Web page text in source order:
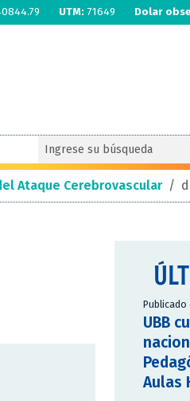
UTM: 71649 Dolar
Ataque Cerebrovascular /
UBB
Aulas